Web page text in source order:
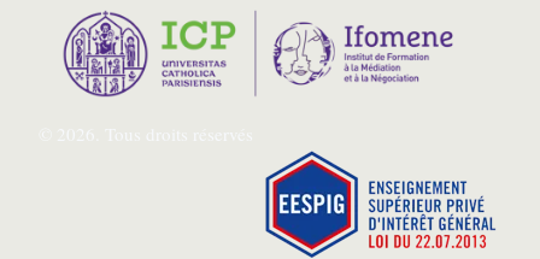
© 2026. Tous droits réservés